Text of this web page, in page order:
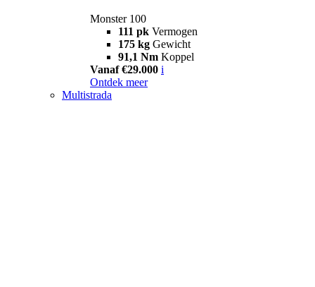
Monster 100
111 pk Vermogen
175 kg Gewicht
91,1 Nm Koppel
Vanaf €29.000 i
Ontdek meer
Multistrada